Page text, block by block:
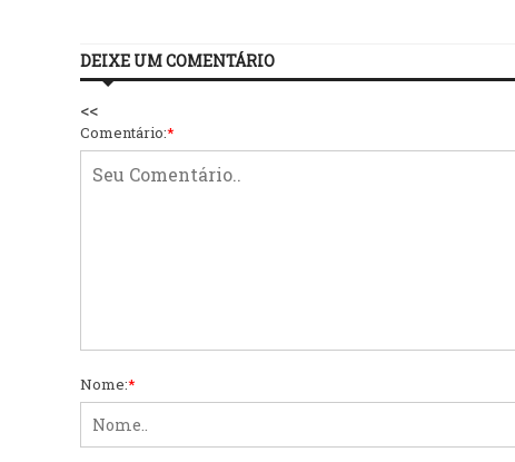
DEIXE UM COMENTÁRIO
<<
Comentário:*
Nome:*